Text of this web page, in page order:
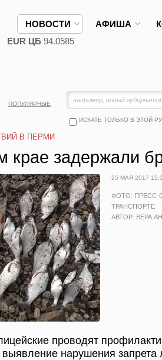
НОВОСТИ АФИША
EUR ЦБ 94.0585
ИСКАТЬ ТОЛЬКО В ЭТОЙ
ПОПУЛЯРНЫЕ
В ПЕРМИ
крае задержали
25 МАЯ 2017
ФОТО: ПРЕСС-
ТРАНСПОРТЕ
АВТОР: ВЕРА
проводят
нарушения